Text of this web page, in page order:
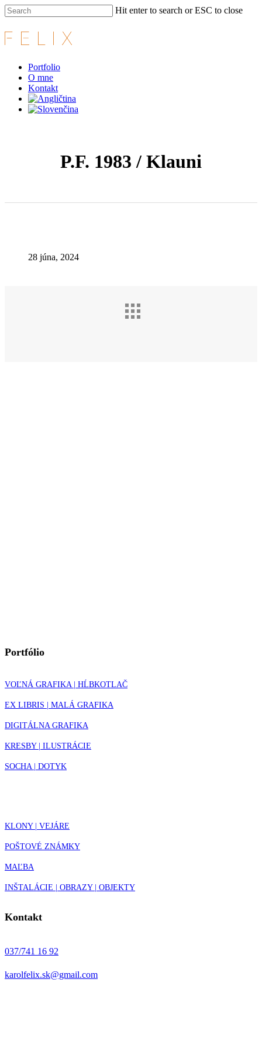
Skip
to
main
content
Hit enter to search or ESC to close
Close
Search
Menu
Portfolio
O mne
Kontakt
P.F. 1983 / Klauni
28 júna, 2024
Portfólio
VOĽNÁ GRAFIKA | HĹBKOTLAČ
EX LIBRIS | MALÁ GRAFIKA
DIGITÁLNA GRAFIKA
KRESBY | ILUSTRÁCIE
SOCHA | DOTYK
KLONY | VEJÁRE
POŠTOVÉ ZNÁMKY
MAĽBA
INŠTALÁCIE | OBRAZY | OBJEKTY
Kontakt
037/741 16 92
karolfelix.sk@gmail.com